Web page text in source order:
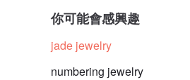
你可能會感興趣
jade jewelry
numbering jewelry